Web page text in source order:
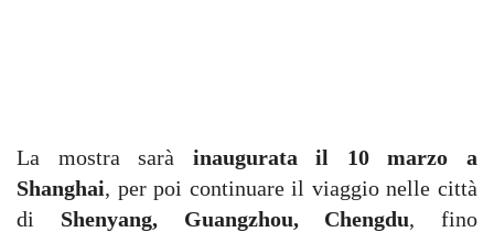
La mostra sarà inaugurata il 10 marzo a
Shanghai, per poi continuare il viaggio nelle città
di Shenyang, Guangzhou, Chengdu, fino